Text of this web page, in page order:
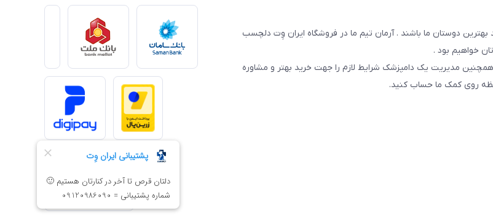
دوستان ما باشند . آرمان تیم ما در فروشگاه ایران وِت دلچسب
خواهیم بود .
مدیریت یک دامپزشک شرایط لازم را جهت خرید بهتر و مشاوره
روی کمک ما حساب کنید.